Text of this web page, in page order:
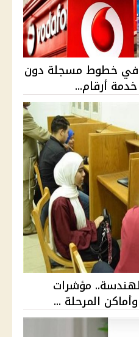
في خطوط مسجلة دون
أرقام...
و87.9% للهندسة.. مؤشرات